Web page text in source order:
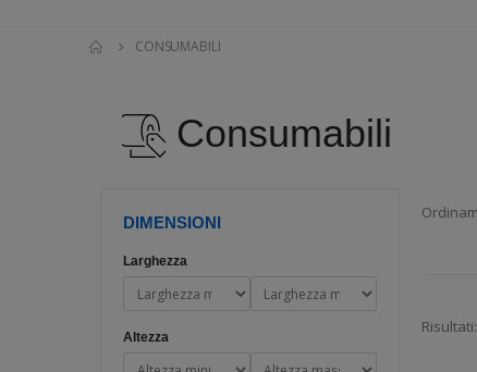
CONSUMABILI
Consumabili
Risultati:
DIMENSIONI
Larghezza
Altezza